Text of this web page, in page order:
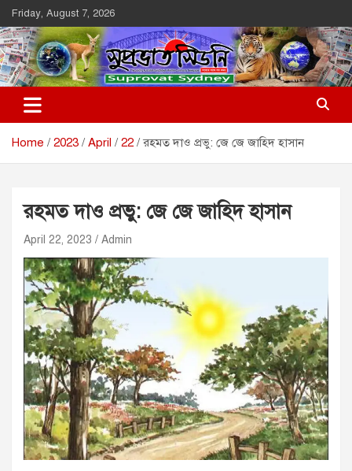
Skip
to
content
Friday, August 7, 2026
Suprovat Sydney
The Leading Bangladesh Community Newspaper In Australia
Home 2023 April 22 রহমত দাও প্রভু: জে জে জাহিদ হাসান
রহমত দাও প্রভু: জে জে জাহিদ হাসান
April 22, 2023 Admin